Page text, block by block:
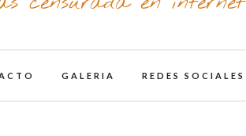
GALERIA REDES SOCIALES